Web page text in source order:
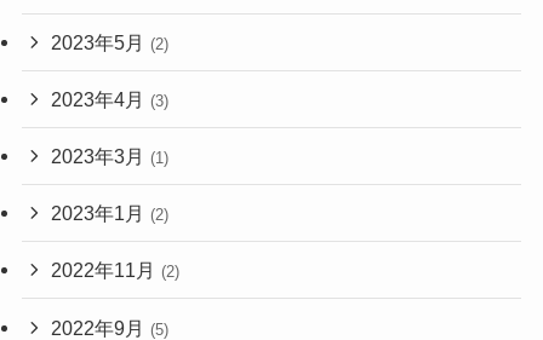
2023年5月 (2)
2023年4月 (3)
2023年3月 (1)
2023年1月 (2)
2022年11月 (2)
2022年9月 (5)